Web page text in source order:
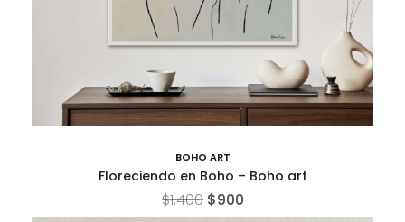
BOHO ART
Floreciendo en Boho – Boho art
$1,400 $900